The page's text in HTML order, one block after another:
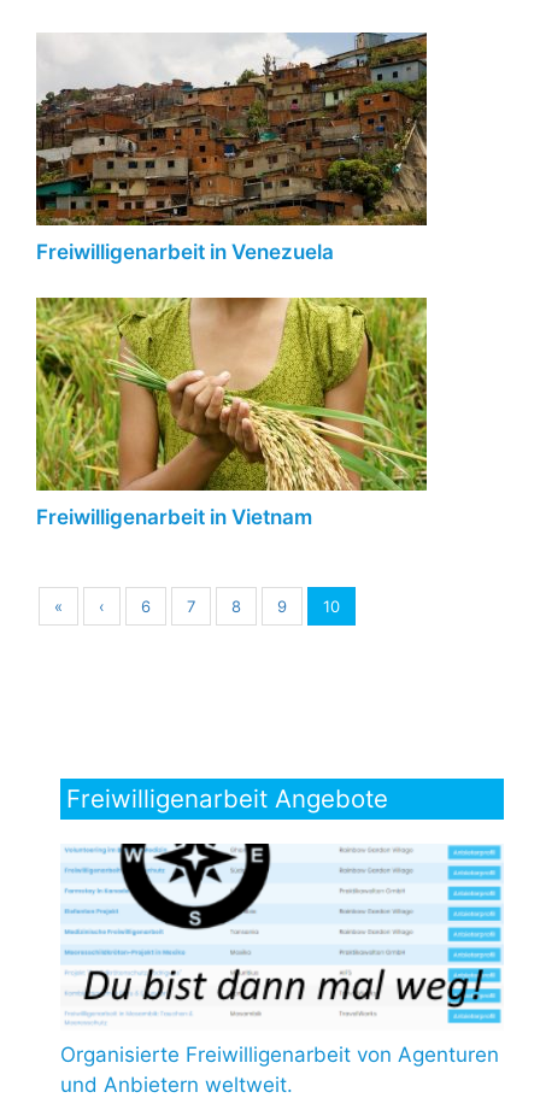
Freiwilligenarbeit in Venezuela
Freiwilligenarbeit in Vietnam
« ‹ 6 7 8 9 10
Freiwilligenarbeit Angebote
Organisierte Freiwilligenarbeit von Agenturen
und Anbietern weltweit.